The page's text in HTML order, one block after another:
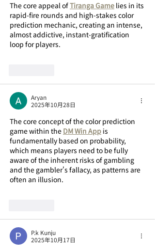
The core appeal of Tiranga Game lies in its
rapid-fire rounds and high-stakes color
prediction mechanic, creating an intense,
almost addictive, instant-gratification
loop for players.
Aryan
2025年10月28日
The core concept of the color prediction
game within the DM Win App is
fundamentally based on probability,
which means players need to be fully
aware of the inherent risks of gambling
and the gambler's fallacy, as patterns are
often an illusion.
P.k Kunju
2025年10月17日